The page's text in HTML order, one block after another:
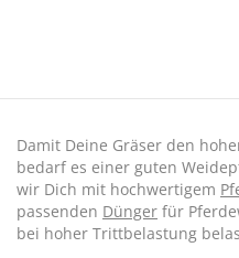
Damit Deine Gräser den
bedarf es einer guten
wir Dich mit hochwertigem
passenden Dünger für
bei hoher Trittbelastung